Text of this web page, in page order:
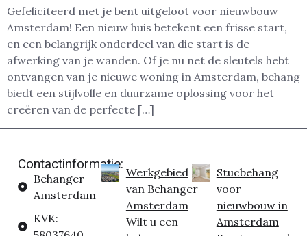
Gefeliciteerd met je bent uitgeloot voor nieuwbouw
Amsterdam! Een nieuw huis betekent een frisse start,
en een belangrijk onderdeel van die start is de
afwerking van je wanden. Of je nu net de sleutels hebt
ontvangen van je nieuwe woning in Amsterdam, behang
biedt een stijlvolle en duurzame oplossing voor het
creëren van de perfecte […]
Contactinformatie:
Behanger
Amsterdam
KVK:
Werkgebied
van Behanger
Amsterdam
Wilt u een
Stucbehang
voor
nieuwbouw in
Amsterdam